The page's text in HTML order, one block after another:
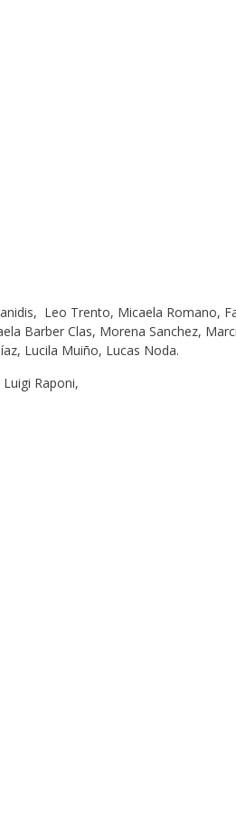
Leo Trento, Micaela Romano,
Barber Clas, Morena Sanchez,
Lucila Muiño, Lucas Noda.
Raponi,